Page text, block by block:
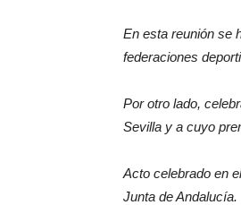
En esta reunión se
federaciones
Por otro lado,
Sevilla y a cuyo
Acto celebrado en
Junta de Andalucía.